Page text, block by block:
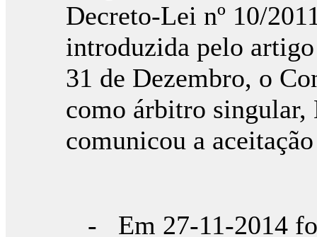
Decreto-Lei nº 10/
introduzida pelo
31 de Dezembro, o
como árbitro singular,
comunicou a
- Em 27-11-2014